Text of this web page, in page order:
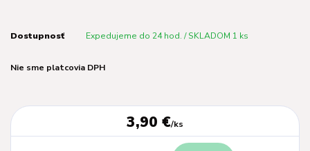
Dostupnosť Expedujeme do 24 hod. / SKLADOM 1 ks
Nie sme platcovia DPH
3,90 €/ks